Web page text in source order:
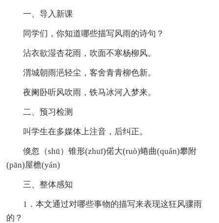
一、导入新课
同学们，你知道哪些描写风雨的诗句？
沾衣欲湿杏花雨，吹面不寒杨柳风。
渭城朝雨浥轻尘，客舍青青柳色新。
夜阑卧听风吹雨，铁马冰河入梦来。
二、预习检测
叫学生在多媒体上注音，后纠正。
倏忽（shū）锥形(zhuī)偌大(ruò)蜷曲(quán)攀附
(pān)屋檐(yán)
三、整体感知
1．本文通过对哪些事物的描写来表现这狂风骤雨
的？